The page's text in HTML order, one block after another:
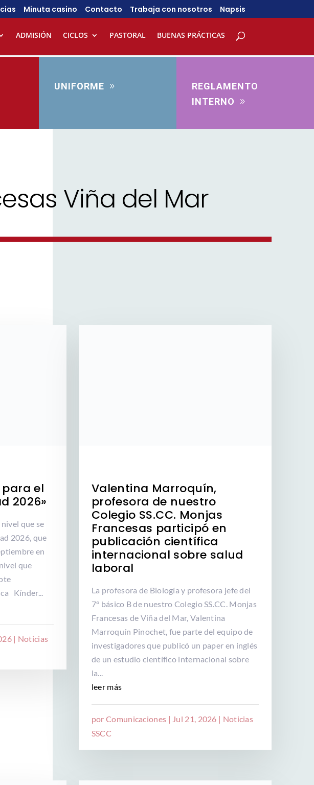
Minuta casino Contacto Trabaja con nosotros Napsis
ADMISIÓN CICLOS PASTORAL BUENAS PRÁCTICAS
UNIFORME
REGLAMENTO
INTERNO
Viña del Mar
el
2026»
| Noticias
que se
2026, que
en
que
Kínder...
Valentina Marroquín,
profesora de nuestro
Colegio SS.CC. Monjas
Francesas participó en
publicación científica
internacional sobre salud
laboral
porComunicaciones | Jul 21, 2026 | Noticias
SSCC
La profesora de Biología y profesora jefe del
7° básico B de nuestro Colegio SS.CC. Monjas
Francesas de Viña del Mar, Valentina
Marroquín Pinochet, fue parte del equipo de
investigadores que publicó un paper en inglés
de un estudio científico internacional sobre
la...
leer más